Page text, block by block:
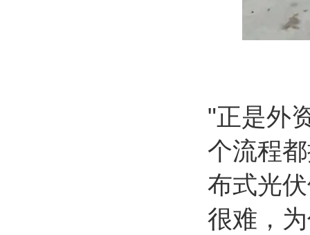
"正是外
个流程
布式光
很难，